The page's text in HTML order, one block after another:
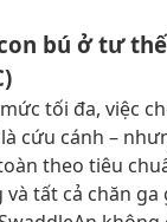
bú ở tư
tối đa, việc
cứu cánh –
theo tiêu
tất cả chăn